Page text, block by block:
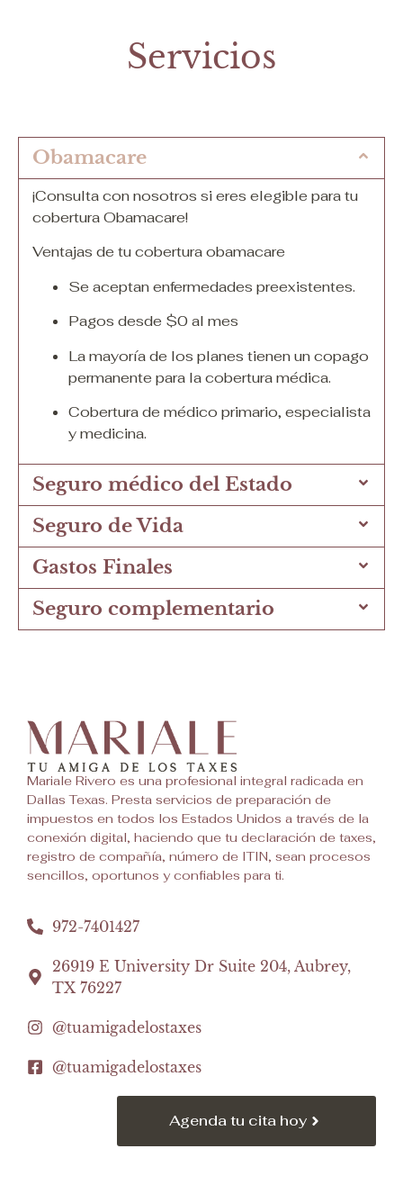
Servicios
Obamacare
¡Consulta con nosotros si eres elegible para tu
cobertura Obamacare!
Ventajas de tu cobertura obamacare
Se aceptan enfermedades preexistentes.
Pagos desde $0 al mes
La mayoría de los planes tienen un copago
permanente para la cobertura médica.
Cobertura de médico primario, especialista
y medicina.
Seguro médico del Estado
Seguro de Vida
Gastos Finales
Seguro complementario
Mariale Rivero es una profesional integral radicada en
Dallas Texas. Presta servicios de preparación de
impuestos en todos los Estados Unidos a través de la
conexión digital, haciendo que tu declaración de taxes,
registro de compañía, número de ITIN, sean procesos
sencillos, oportunos y confiables para ti.
972-7401427
26919 E University Dr Suite 204, Aubrey,
TX 76227
@tuamigadelostaxes
@tuamigadelostaxes
Agenda tu cita hoy